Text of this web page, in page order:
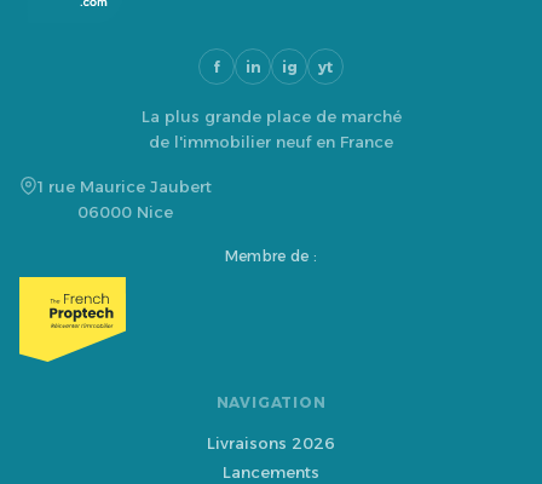
f in ig yt
La plus grande place de marché
de l'immobilier neuf en France
1 rue Maurice Jaubert
06000 Nice
Membre de :
NAVIGATION
Livraisons 2026
Lancements